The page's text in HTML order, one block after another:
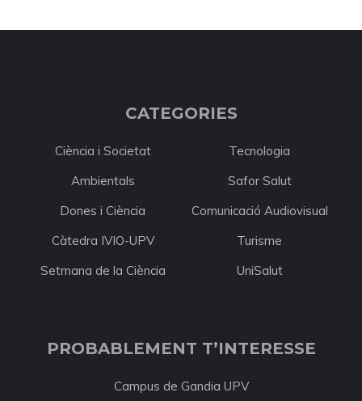
CATEGORIES
Ciència i Societat
Tecnologia
Ambientals
Safor Salut
Dones i Ciència
Comunicació Audiovisual
Càtedra IVIO-UPV
Turisme
Setmana de la Ciència
UniSalut
PROBABLEMENT T’INTERESSE
Campus de Gandia UPV